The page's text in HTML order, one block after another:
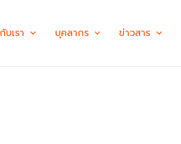
บเรา บุคลากร ข่าวสาร